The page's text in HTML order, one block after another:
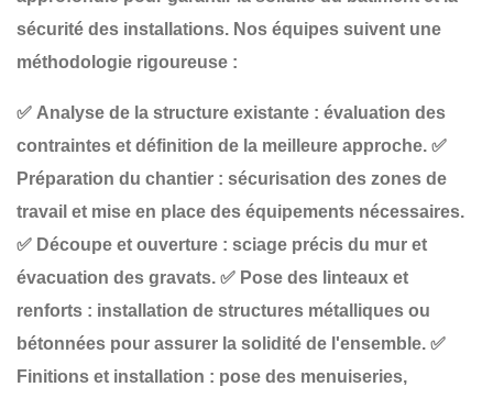
sécurité des installations. Nos équipes suivent une
méthodologie rigoureuse :
✅ Analyse de la structure existante : évaluation des
contraintes et définition de la meilleure approche. ✅
Préparation du chantier : sécurisation des zones de
travail et mise en place des équipements nécessaires.
✅ Découpe et ouverture : sciage précis du mur et
évacuation des gravats. ✅ Pose des linteaux et
renforts : installation de structures métalliques ou
bétonnées pour assurer la solidité de l'ensemble. ✅
Finitions et installation : pose des menuiseries,